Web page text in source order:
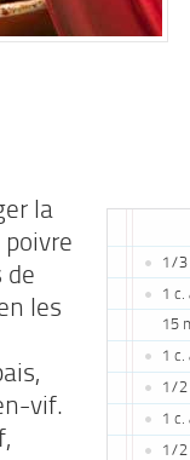
1/3
1
15
1 c.
1/2
1
1/2
la
de
les
vif.